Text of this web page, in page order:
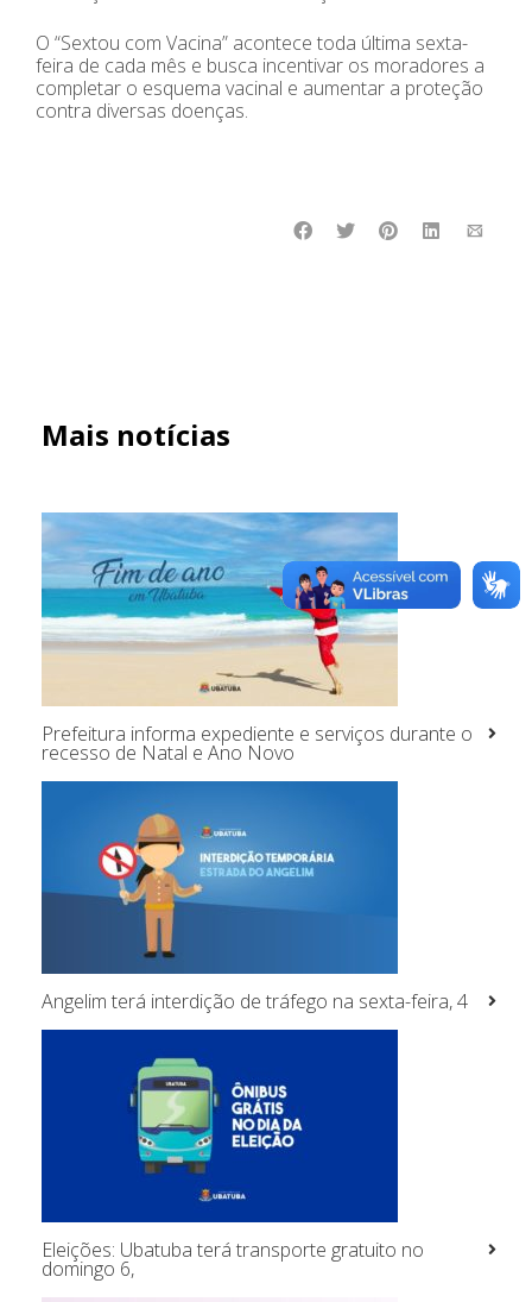
O “Sextou com Vacina” acontece toda última sexta-
feira de cada mês e busca incentivar os moradores a
completar o esquema vacinal e aumentar a proteção
contra diversas doenças.
Mais notícias
Prefeitura informa expediente e serviços durante o
recesso de Natal e Ano Novo
Angelim terá interdição de tráfego na sexta-feira, 4
Eleições: Ubatuba terá transporte gratuito no
domingo 6,